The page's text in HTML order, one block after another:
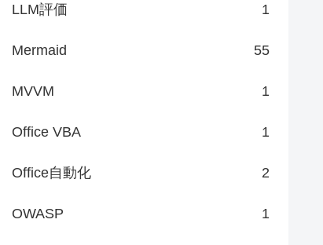
LLM評価 1
Mermaid 55
MVVM 1
Office VBA 1
Office自動化 2
OWASP 1